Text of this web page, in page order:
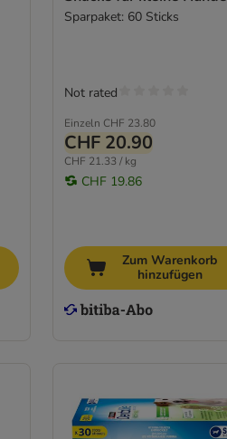
Sparpaket: 60 Sticks
Einzeln CHF 23.80
CHF 20.90
CHF 21.33 / kg
CHF 19.86
Not rated
Zum Warenkorb
hinzufügen